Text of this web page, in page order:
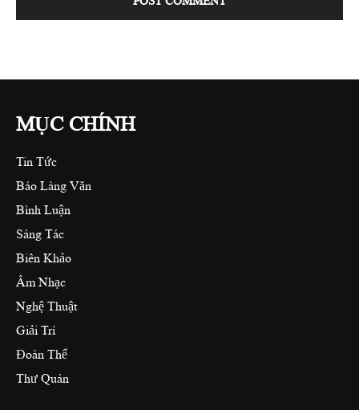
MỤC CHÍNH
Tin Tức
Báo Làng Văn
Bình Luận
Sáng Tác
Biên Khảo
Âm Nhạc
Nghệ Thuật
Giải Trí
Đoàn Thể
Thư Quán